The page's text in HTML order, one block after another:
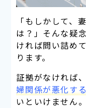
「もしかして、
は？」そんな疑
ければ問い詰め
ります。
証拠がなければ、
婦関係が悪化する
いといけません。